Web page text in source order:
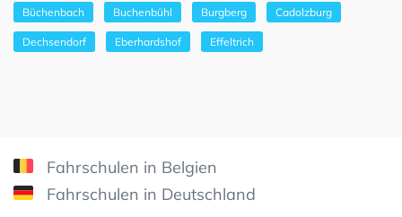
Büchenbach Buchenbühl Burgberg Cadolzburg
Dechsendorf Eberhardshof Effeltrich
Fahrschulen in Belgien
Fahrschulen in Deutschland